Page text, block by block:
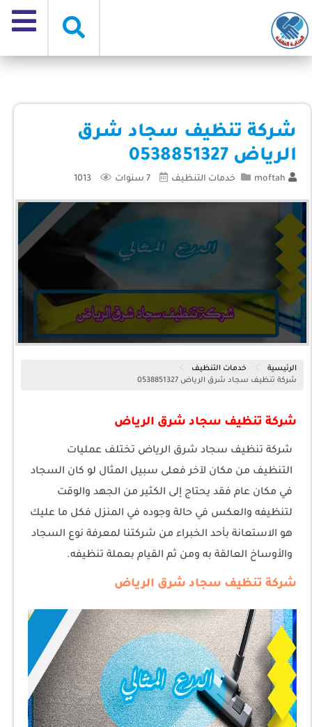
شركة تنظيف سجاد شرق
الرياض 0538851327
moftah خدمات التنظيف 1013
الرئيسية
خدمات التنظيف
شركة تنظيف سجاد شرق الرياض 0538851327
شركة تنظيف سجاد شرق الرياض
شركة تنظيف سجاد شرق الرياض تختلف عمليات
التنظيف من مكان لآخر فعلى سبيل المثال لو كان السجاد
في مكان عام فقد يحتاج إلى الكثير من الجهد والوقت
لتنظيفه والعكس في حالة وجوده في المنزل فكل ما عليك
هو الاستعانة بأحد الخبراء من شركتنا لمعرفة نوع السجاد
والأوساخ العالقة به ومن ثم القيام بعملة تنظيفه.
شركة تنظيف سجاد شرق الرياض